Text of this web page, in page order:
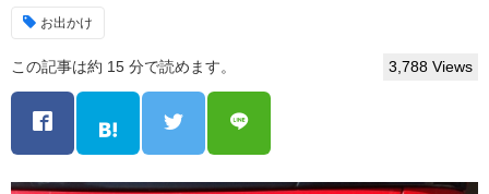
お出かけ
この記事は約 15 分で読めます。 3,788 Views